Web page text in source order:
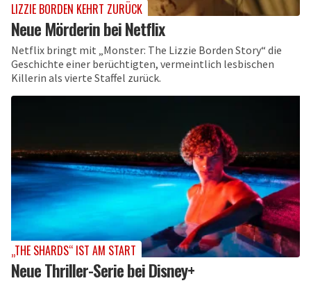
LIZZIE BORDEN KEHRT ZURÜCK
Neue Mörderin bei Netflix
Netflix bringt mit „Monster: The Lizzie Borden Story“ die
Geschichte einer berüchtigten, vermeintlich lesbischen
Killerin als vierte Staffel zurück.
„THE SHARDS“ IST AM START
Neue Thriller-Serie bei Disney+